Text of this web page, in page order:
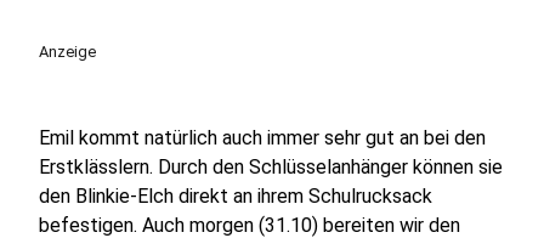
Anzeige
Emil kommt natürlich auch immer sehr gut an bei den
Erstklässlern. Durch den Schlüsselanhänger können sie
den Blinkie-Elch direkt an ihrem Schulrucksack
befestigen. Auch morgen (31.10) bereiten wir den